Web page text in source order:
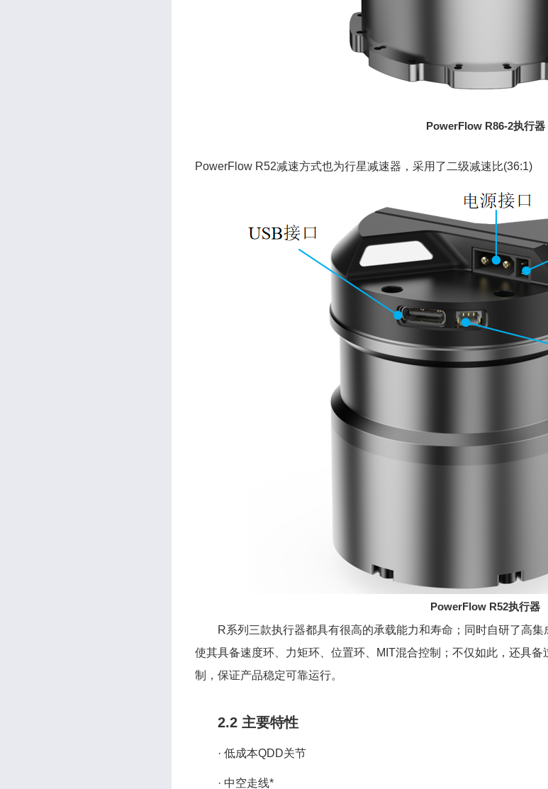
PowerFlow R86-2执行器
PowerFlow R52减速方式也为行星减速器，采用了二级减速比(36:1)
PowerFlow R52执行器
R系列三款执行器都具有很高的承载能力和寿命；同时自研了高
使其具备速度环、力矩环、位置环、MIT混合控制；不仅如此，还具
制，保证产品稳定可靠运行。
2.2 主要特性
· 低成本QDD关节
· 中空走线*